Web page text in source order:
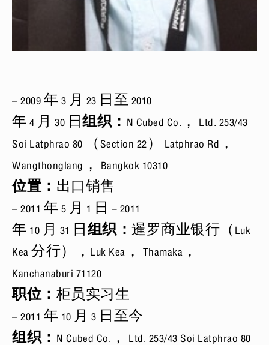
– 2009 年 3 月 23 日至 2010
年 4 月 30 日组织： N Cubed Co.， Ltd. 253/43
Soi Latphrao 80 （Section 22） Latphrao Rd，
Wangthonglang， Bangkok 10310
位置： 出口销售
– 2011 年 5 月 1 日 – 2011
年 10 月 31 日组织： 暹罗商业银行（Luk
Kea 分行），Luk Kea， Thamaka，
Kanchanaburi 71120
职位： 柜员实习生
– 2011 年 10 月 3 日至今
组织： N Cubed Co.， Ltd. 253/43 Soi Latphrao 80